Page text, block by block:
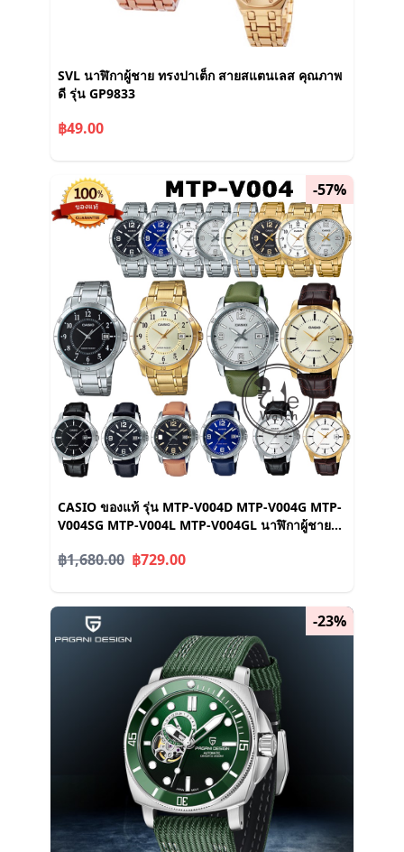
SVL นาฬิกาผู้ชาย ทรงปาเต็ก สายสแตนเลส คุณภาพ
ดี รุ่น GP9833
฿49.00
-57%
CASIO ของแท้ รุ่น MTP-V004D MTP-V004G MTP-
V004SG MTP-V004L MTP-V004GL นาฬิกาผู้ชาย
฿1,680.00 ฿729.00
-23%